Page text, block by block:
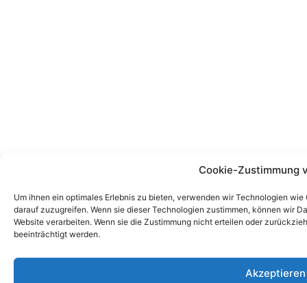
Cookie-Zustimmung
Um ihnen ein optimales Erlebnis zu bieten, verwenden wir Technologien
darauf zuzugreifen. Wenn sie dieser Technologien zustimmen, können wir
Website verarbeiten. Wenn sie die Zustimmung nicht erteilen oder
beeinträchtigt werden.
Akzeptieren